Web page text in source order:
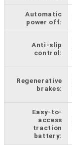
Automatic
power off:
Anti-slip
control:
Regenerative
brakes:
Easy-to-
access
traction
battery: